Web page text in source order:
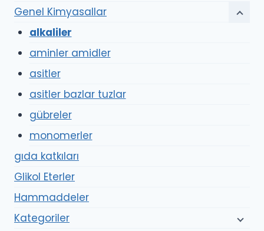
Genel Kimyasallar
alkaliler
aminler amidler
asitler
asitler bazlar tuzlar
gübreler
monomerler
gıda katkıları
Glikol Eterler
Hammaddeler
Kategoriler